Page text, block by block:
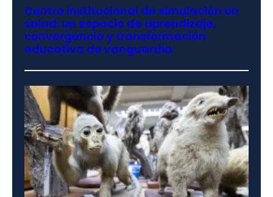
Centro institucional de simulación en
salud: un espacio de aprendizaje,
convergencia y transformación
educativa de vanguardia